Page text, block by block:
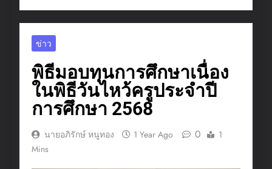
ข่าว
พิธีมอบทุนการศึกษาเนื่อง
ในพิธีวันไหว้ครูประจำปี
การศึกษา 2568
นายอภิรักษ์ หนูทอง 1 Year Ago 0
1
Mins